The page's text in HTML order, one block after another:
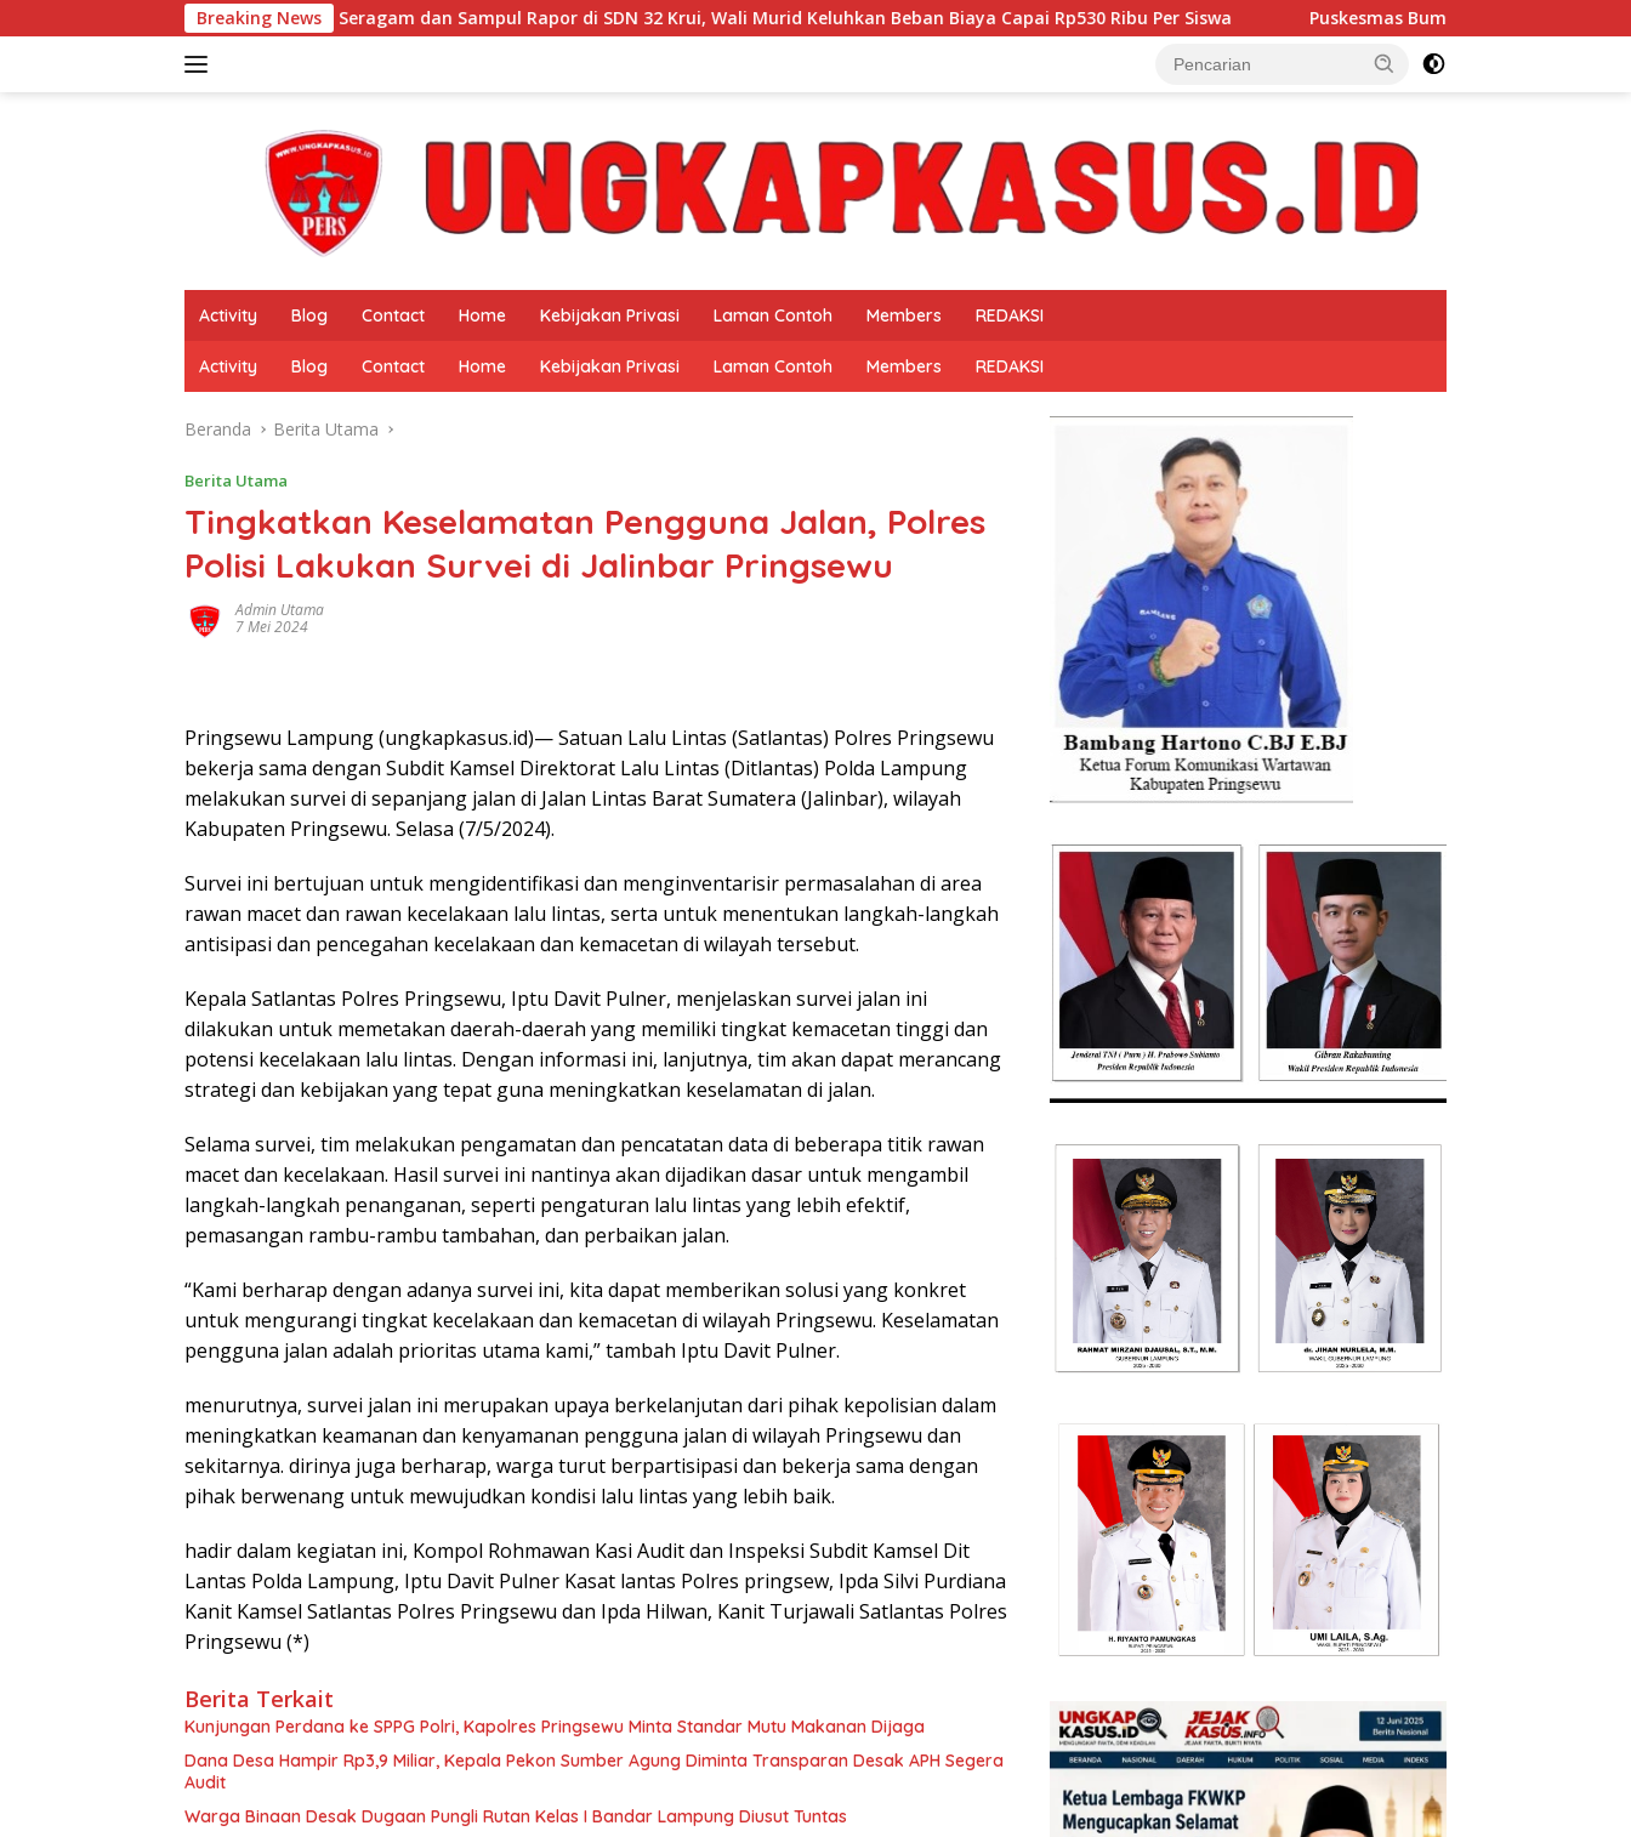
ke
Breaking News
Pungutan Seragam dan Sampul Rapor di SDN 32 Krui, Wali Murid Keluhkan Beban Biaya Capai Rp530 Ribu Per Siswa ‎Puskesmas Bumidaya Gelar BIAS, Sasar Ratusan Pelajar SD
Activity Blog Contact Home Kebijakan Privasi Laman Contoh Members REDAKSI
Activity Blog Contact Home Kebijakan Privasi Laman Contoh Members REDAKSI
Beranda Berita Utama
Berita Utama
Tingkatkan Keselamatan Pengguna Jalan, Polres
Polisi Lakukan Survei di Jalinbar Pringsewu
Admin Utama
7 Mei 2024
Pringsewu Lampung (ungkapkasus.id)— Satuan Lalu Lintas (Satlantas) Polres Pringsewu
bekerja sama dengan Subdit Kamsel Direktorat Lalu Lintas (Ditlantas) Polda Lampung
melakukan survei di sepanjang jalan di Jalan Lintas Barat Sumatera (Jalinbar), wilayah
Kabupaten Pringsewu. Selasa (7/5/2024).
Survei ini bertujuan untuk mengidentifikasi dan menginventarisir permasalahan di area
rawan macet dan rawan kecelakaan lalu lintas, serta untuk menentukan langkah-langkah
antisipasi dan pencegahan kecelakaan dan kemacetan di wilayah tersebut.
Kepala Satlantas Polres Pringsewu, Iptu Davit Pulner, menjelaskan survei jalan ini
dilakukan untuk memetakan daerah-daerah yang memiliki tingkat kemacetan tinggi dan
potensi kecelakaan lalu lintas. Dengan informasi ini, lanjutnya, tim akan dapat merancang
strategi dan kebijakan yang tepat guna meningkatkan keselamatan di jalan.
Selama survei, tim melakukan pengamatan dan pencatatan data di beberapa titik rawan
macet dan kecelakaan. Hasil survei ini nantinya akan dijadikan dasar untuk mengambil
langkah-langkah penanganan, seperti pengaturan lalu lintas yang lebih efektif,
pemasangan rambu-rambu tambahan, dan perbaikan jalan.
“Kami berharap dengan adanya survei ini, kita dapat memberikan solusi yang konkret
untuk mengurangi tingkat kecelakaan dan kemacetan di wilayah Pringsewu. Keselamatan
pengguna jalan adalah prioritas utama kami,” tambah Iptu Davit Pulner.
menurutnya, survei jalan ini merupakan upaya berkelanjutan dari pihak kepolisian dalam
meningkatkan keamanan dan kenyamanan pengguna jalan di wilayah Pringsewu dan
sekitarnya. dirinya juga berharap, warga turut berpartisipasi dan bekerja sama dengan
pihak berwenang untuk mewujudkan kondisi lalu lintas yang lebih baik.
hadir dalam kegiatan ini, Kompol Rohmawan Kasi Audit dan Inspeksi Subdit Kamsel Dit
Lantas Polda Lampung, Iptu Davit Pulner Kasat lantas Polres pringsew, Ipda Silvi Purdiana
Kanit Kamsel Satlantas Polres Pringsewu dan Ipda Hilwan, Kanit Turjawali Satlantas Polres
Pringsewu (*)
Berita Terkait
Kunjungan Perdana ke SPPG Polri, Kapolres Pringsewu Minta Standar Mutu Makanan Dijaga
Dana Desa Hampir Rp3,9 Miliar, Kepala Pekon Sumber Agung Diminta Transparan Desak APH Segera
Audit
Warga Binaan Desak Dugaan Pungli Rutan Kelas I Bandar Lampung Diusut Tuntas